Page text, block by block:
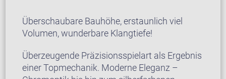
Überschaubare Bauhöhe, erstaunlich viel
Volumen, wunderbare Klangtiefe!
Überzeugende Präzisionsspielart als Ergebnis
einer Topmechanik. Moderne Eleganz –